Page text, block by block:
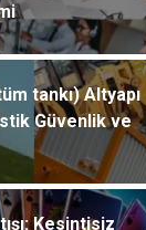
tankı) Altyapı
Güvenlik ve
Kesintisiz